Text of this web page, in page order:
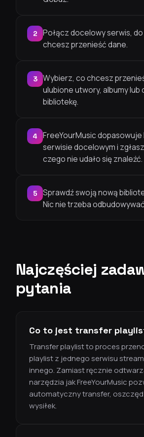
2
Połącz docelowy serwis,
chcesz przenieść dane.
3
Wybierz, co chcesz
ulubione utwory, albumy lub
bibliotekę.
4
FreeYourMusic
serwisie docelowym i
czego nie udało się znaleźć.
5
Sprawdź swoją nową
Nic nie trzeba
Najczęściej
pytania
Co to jest transfer
Transfer playlist to proces
playlist z jednego serwisu
innego. Zamiast ręcznie
narzędzia jak FreeYourMusic
automatyczny transfer,
wysiłek.